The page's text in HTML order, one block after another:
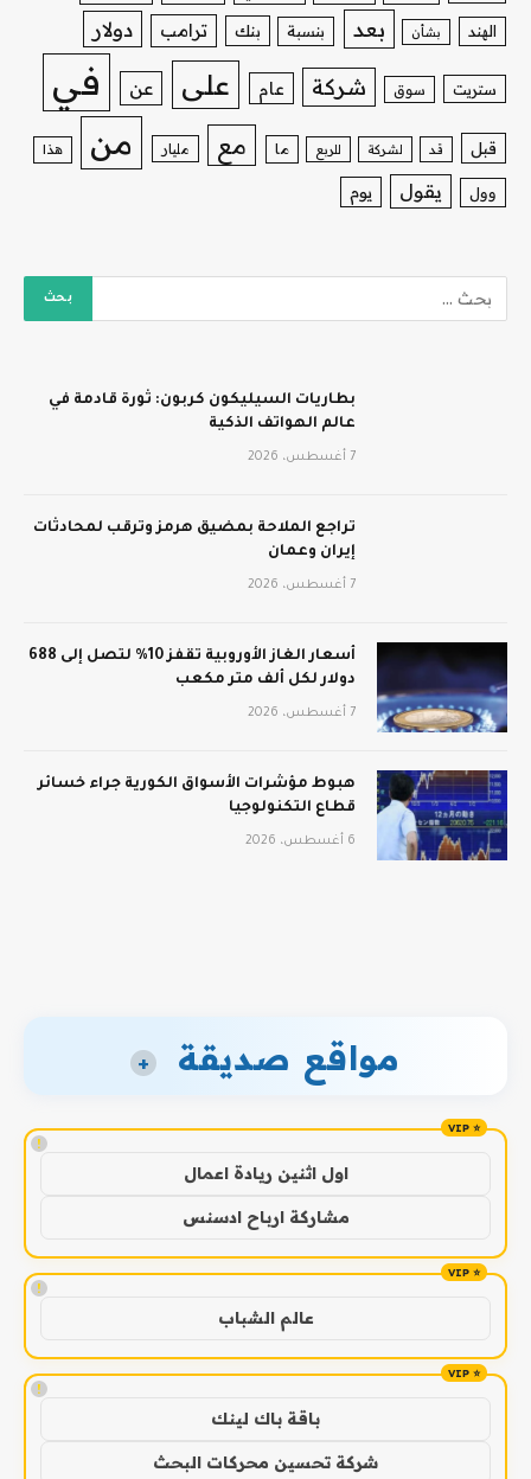
الهند بشأن بعد بنسبة بنك ترامب دولار
ستريت سوق شركة عام على عن في
قبل قد لشركة للربع ما مع مليار من هذا
وول يقول يوم
بطاريات السيليكون كربون: ثورة قادمة في
عالم الهواتف الذكية
7 أغسطس، 2026
تراجع الملاحة بمضيق هرمز وترقب لمحادثات
إيران وعمان
7 أغسطس، 2026
أسعار الغاز الأوروبية تقفز 10% لتصل إلى 688
دولار لكل ألف متر مكعب
7 أغسطس، 2026
هبوط مؤشرات الأسواق الكورية جراء خسائر
قطاع التكنولوجيا
6 أغسطس، 2026
مواقع صديقة +
!
اول اثنين ريادة اعمال
مشاركة ارباح ادسنس
!
عالم الشباب
!
باقة باك لينك
شركة تحسين محركات البحث